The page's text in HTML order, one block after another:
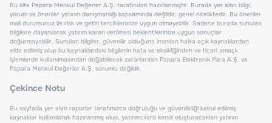
Bu site Papara Menkul Değerler A.Ş. tarafından hazırlanmıştır. Burada yer alan bilgi,
yorum ve öneriler yatırım danışmanlığı kapsamında değildir, genel niteliktedir. Bu öneriler
mali durumunuz ile risk ve getiri tercihlerinize uygun olmayabilir. Sadece burada sunulan
bilgilere dayanılarak yatırım kararı verilmesi beklentilerinize uygun sonuçlar
doğurmayabilir. Sunulan bilgiler, güvenilir olduğuna inanılan halka açık kaynaklardan
elde edilmiş olup bu kaynaklardaki bilgilerin hata ve eksikliğinden ve ticari amaçlı
işlemlerde kullanılmasından doğabilecek zararlardan Papara Elektronik Para A.Ş. ve
Papara Menkul Değerler A.Ş. sorumlu değildir.
Çekince Notu
Bu sayfada yer alan raporlar tarafımızca doğruluğu ve güvenilirliği kabul edilmiş
kaynaklar kullanılarak hazırlanmış olup, yatırımcılara kendi oluşturacakları yatırım